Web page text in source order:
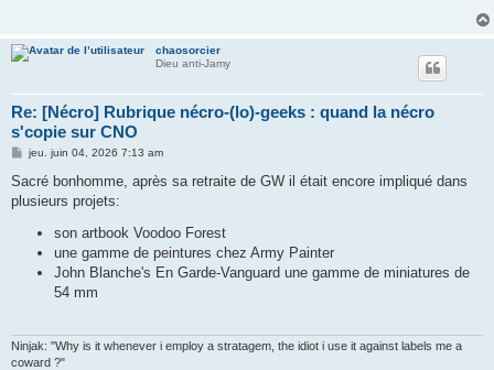
chaosorcier
Dieu anti-Jamy
Re: [Nécro] Rubrique nécro-(lo)-geeks : quand la nécro
s'copie sur CNO
M
s
a
jeu. juin 04, 2026 7:13 am
Sacré bonhomme, après sa retraite de GW il était encore impliqué dans
plusieurs projets:
son artbook Voodoo Forest
une gamme de peintures chez Army Painter
John Blanche's En Garde-Vanguard une gamme de miniatures de
54 mm
Ninjak: "Why is it whenever i employ a stratagem, the idiot i use it against labels me a
coward ?"